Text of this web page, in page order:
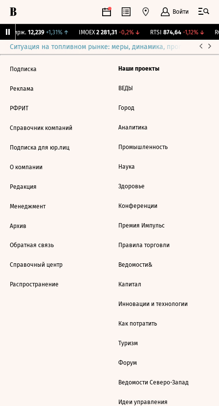
Войти
Бирж. 12,239 +1,31%↑ IMOEX 2 281,31 -0,2%↓ RTSI 874,64 -1,12%↓
Ситуация на топливном рынке: меры, динамика, прогнозы
Подписка
Реклама
РФРИТ
Справочник компаний
Подписка для юр.лиц
О компании
Редакция
Менеджмент
Архив
Обратная связь
Справочный центр
Распространение
Наши проекты
ВЕДЫ
Город
Аналитика
Промышленность
Наука
Здоровье
Конференции
Премия Импульс
Правила торговли
Ведомости&
Капитал
Инновации и технологии
Как потратить
Туризм
Форум
Ведомости Северо-Запад
Идеи управления